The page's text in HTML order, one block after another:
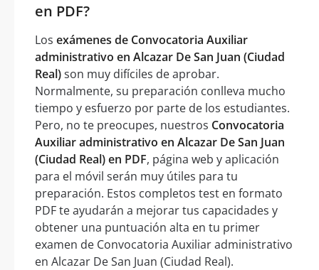
en PDF?
Los exámenes de Convocatoria Auxiliar
administrativo en Alcazar De San Juan (Ciudad
Real)son muy difíciles de aprobar.
Normalmente, su preparación conlleva mucho
tiempo y esfuerzo por parte de los estudiantes.
Pero, no te preocupes, nuestros Convocatoria
Auxiliar administrativo en Alcazar De San Juan
(Ciudad Real) en PDF, página web y aplicación
para el móvil serán muy útiles para tu
preparación. Estos completos test en formato
PDF te ayudarán a mejorar tus capacidades y
obtener una puntuación alta en tu primer
examen de Convocatoria Auxiliar administrativo
en Alcazar De San Juan (Ciudad Real).